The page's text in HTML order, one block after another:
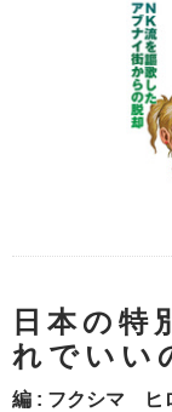
日本の特
れでいい
編 : フクシマ ヒ